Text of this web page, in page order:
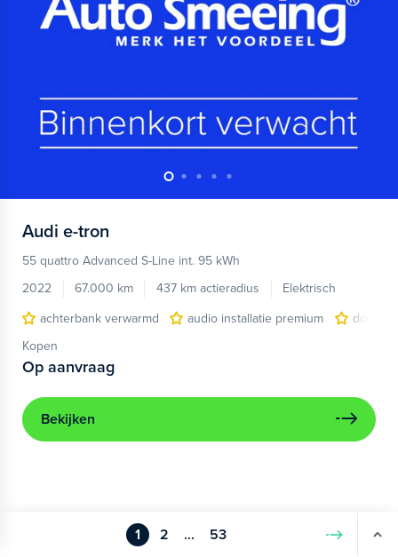
Audi e-tron
55 quattro Advanced S-Line int. 95 kWh
2022
67.000 km 437 km actieradius
Elektrisch
achterbank verwarmd
audio installatie premium
Kopen
Op aanvraag
Bekijken
1 2 ... 53 Volgende